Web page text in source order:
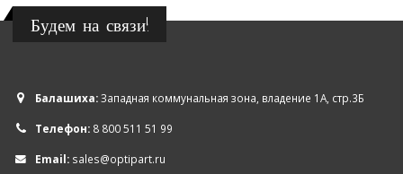
Будем на связи!
Балашиха:Западная коммунальная зона, владение 1А, стр.3Б
Телефон: 8 800 511 51 99
Email: sales@optipart.ru